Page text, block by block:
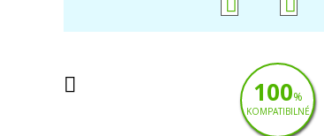
100%
KOMPATIBILNÉ